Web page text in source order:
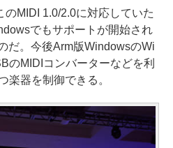
MIDI 1.0/2.0に対応していた
でもサポートが開始され
だ。今後Arm版WindowsのWi
のMIDIコンバーターなどを利
楽器を制御できる。